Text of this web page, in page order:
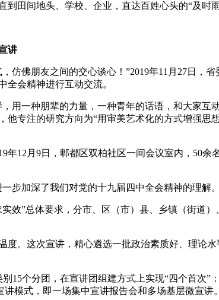
到田间地头、学校、企业，直达百姓心头的“及时雨
讲
仿佛朋友之间的交心谈心！”2019年11月27日，
全会精神进行互动交流。
用一种朋辈的力量，一种青年的话语，和大家
他专注的研究方向为“用审美艺术化的方式增强
年12月9日，郫都区双柏社区一间会议室内，50
步加深了我们对党的十九届四中全会精神的理解
效”总体要求，分市、区（市）县、乡镇（街道
度。这次宣讲，精心遴选一批政治素质好、理论
15个分团，在宣讲团组建方式上实现“四个首次
讲模式，即一场集中宣讲报告会和多场基层微宣讲。